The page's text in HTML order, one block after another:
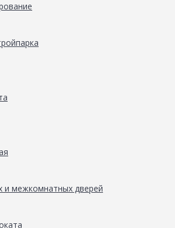
и межкомнатных дверей